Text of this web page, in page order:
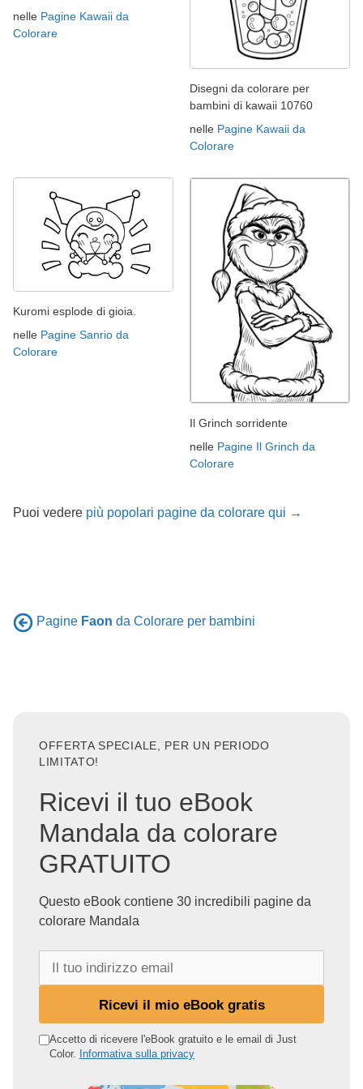
nelle Pagine Kawaii da
Colorare
Disegni da colorare per
bambini di kawaii 10760
nelle Pagine Kawaii da
Colorare
Kuromi esplode di gioia.
nelle Pagine Sanrio da
Colorare
Il Grinch sorridente
nelle Pagine Il Grinch da
Colorare
Puoi vedere più popolari pagine da colorare qui →
Pagine Faon da Colorare per bambini
OFFERTA SPECIALE, PER UN PERIODO
LIMITATO!
Ricevi il tuo eBook
Mandala da colorare
GRATUITO
Questo eBook contiene 30 incredibili pagine da
colorare Mandala
o
Ricevi il mio eBook gratis
Accetto di ricevere l'eBook gratuito e le email di Just
Color. Informativa sulla privacy